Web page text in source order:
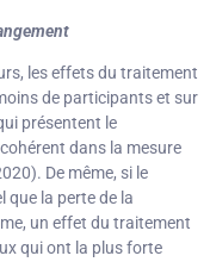
les effets du traitement
de participants et sur
présentent le
dans la mesure
De même, si le
que la perte de la
un effet du traitement
qui ont la plus forte